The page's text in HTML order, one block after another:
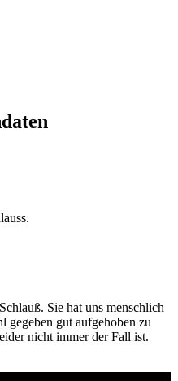
Sie hat uns menschlich
gegeben gut aufgehoben zu
nicht immer der Fall ist.